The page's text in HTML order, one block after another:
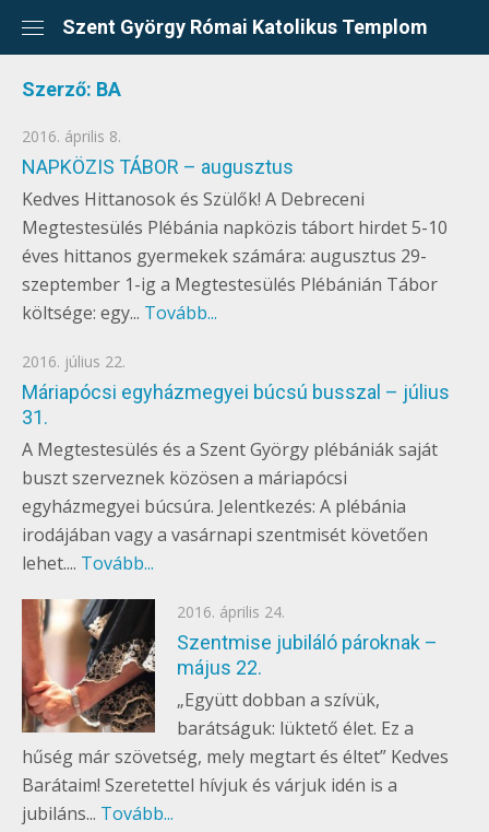
Szent György Római Katolikus Templom
Szerző: BA
Posted
on
2016. április 8.
NAPKÖZIS TÁBOR – augusztus
Kedves Hittanosok és Szülők! A Debreceni
Megtestesülés Plébánia napközis tábort hirdet 5-10
éves hittanos gyermekek számára: augusztus 29-
szeptember 1-ig a Megtestesülés Plébánián Tábor
költsége: egy... Tovább...
Posted
on
2016. július 22.
Máriapócsi egyházmegyei búcsú busszal – július
31.
A Megtestesülés és a Szent György plébániák saját
buszt szerveznek közösen a máriapócsi
egyházmegyei búcsúra. Jelentkezés: A plébánia
irodájában vagy a vasárnapi szentmisét követően
lehet.... Tovább...
Posted
on
2016. április 24.
Szentmise jubiláló pároknak –
május 22.
„Együtt dobban a szívük,
barátságuk: lüktető élet. Ez a
hűség már szövetség, mely megtart és éltet” Kedves
Barátaim! Szeretettel hívjuk és várjuk idén is a
jubiláns... Tovább...